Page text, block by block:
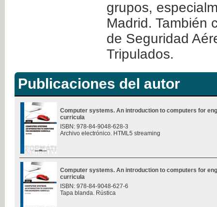
grupos,
Madrid. También
de Seguridad
Tripulados.
Publicaciones del autor
Computer systems. An introduction to computers for
curricula
ISBN: 978-84-9048-628-3
Archivo electrónico. HTML5 streaming
Computer systems. An introduction to computers for
curricula
ISBN: 978-84-9048-627-6
Tapa blanda. Rústica